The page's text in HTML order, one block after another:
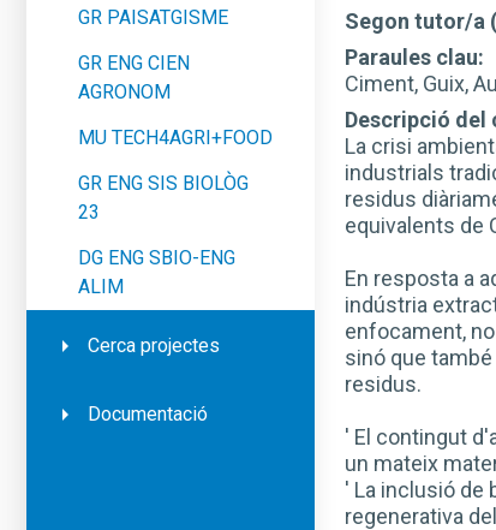
GR PAISATGISME
GR ENG CIEN
AGRONOM
MU TECH4AGRI+FOOD
GR ENG SIS BIOLÒG
23
DG ENG SBIO-ENG
ALIM
Cerca projectes
Documentació
Segon tutor/a
Paraules clau:
Ciment, Guix,
Descripció
La crisi
industrials
residus
equivalents de
En resposta a
indústria
enfocament,
sinó que
residus.
' El contingut
un mateix
' La inclusió de
regenerativa